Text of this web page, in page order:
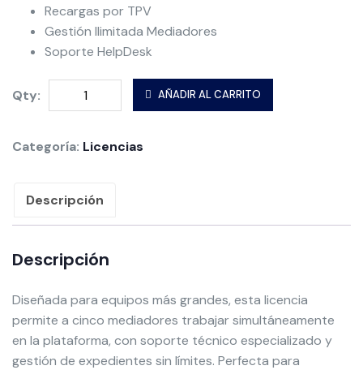
Recargas por TPV
Gestión Ilimitada Mediadores
Soporte HelpDesk
Qty: AÑADIR AL CARRITO
Categoría: Licencias
Descripción
Descripción
Diseñada para equipos más grandes, esta licencia
permite a cinco mediadores trabajar simultáneamente
en la plataforma, con soporte técnico especializado y
gestión de expedientes sin límites. Perfecta para